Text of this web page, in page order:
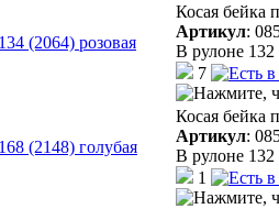
Косая бейка
Артикул:
В рулоне
7
Косая бейка
Артикул:
В рулоне
1